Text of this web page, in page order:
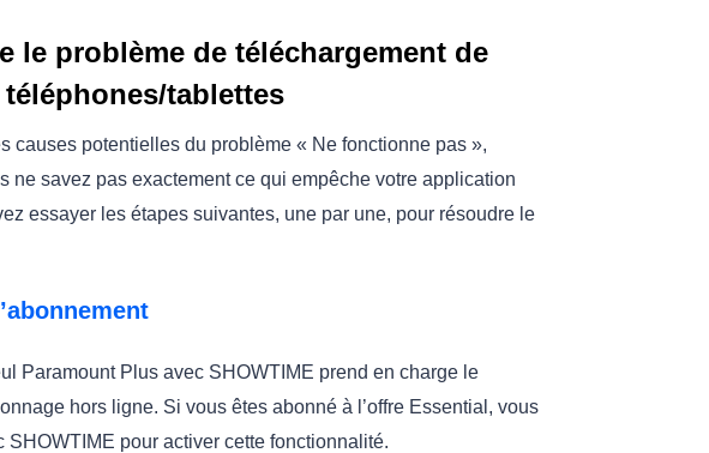
le problème de téléchargement de
tablettes
causes potentielles du problème « Ne fonctionne pas »,
ne savez pas exactement ce qui empêche votre application
essayer les étapes suivantes, une par une, pour résoudre le
Paramount Plus avec SHOWTIME prend en charge le
hors ligne. Si vous êtes abonné à l’offre Essential, vous
pour activer cette fonctionnalité.